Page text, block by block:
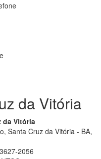
da Vitória
da Vitória
Santa Cruz da Vitória - BA,
2056